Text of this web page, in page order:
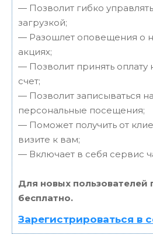
— Позволит гибко
загрузкой;
— Разошлет оповещения о
акциях;
— Позволит принять оплату
счет;
— Позволит записываться
персональные посещения;
— Поможет получить от
визите к вам;
— Включает в себя сервис
Для новых пользователей
бесплатно.
Зарегистрироваться в